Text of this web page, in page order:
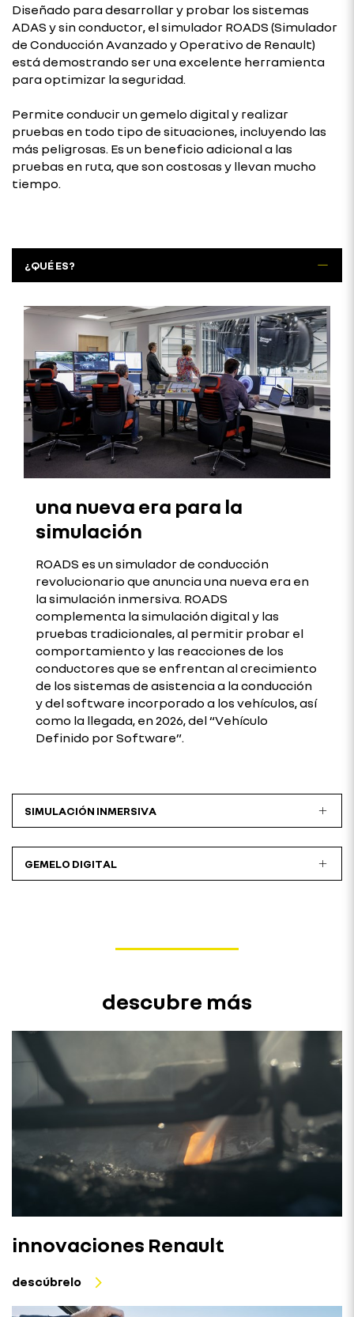
Diseñado para desarrollar y probar los sistemas
ADAS y sin conductor, el simulador ROADS (Simulador
de Conducción Avanzado y Operativo de Renault)
está demostrando ser una excelente herramienta
para optimizar la seguridad.
Permite conducir un gemelo digital y realizar
pruebas en todo tipo de situaciones, incluyendo las
más peligrosas. Es un beneficio adicional a las
pruebas en ruta, que son costosas y llevan mucho
tiempo.
¿QUÉ ES?
una nueva era para la
simulación
ROADS es un simulador de conducción
revolucionario que anuncia una nueva era en
la simulación inmersiva. ROADS
complementa la simulación digital y las
pruebas tradicionales, al permitir probar el
comportamiento y las reacciones de los
conductores que se enfrentan al crecimiento
de los sistemas de asistencia a la conducción
y del software incorporado a los vehículos, así
como la llegada, en 2026, del “Vehículo
Definido por Software”.
SIMULACIÓN INMERSIVA
GEMELO DIGITAL
descubre más
innovaciones Renault
descúbrelo